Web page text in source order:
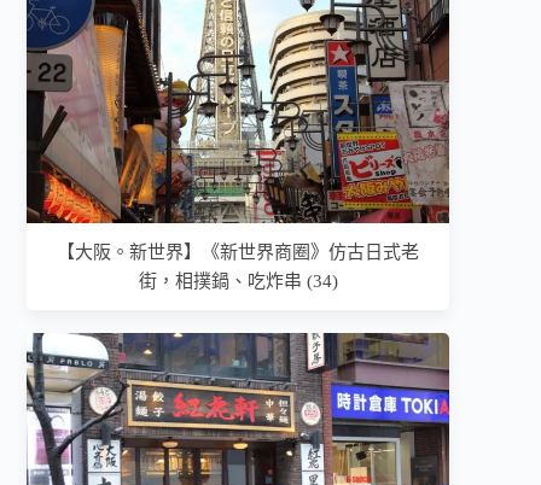
【大阪。新世界】《新世界商圈》仿古日式老
街，相撲鍋、吃炸串 (34)